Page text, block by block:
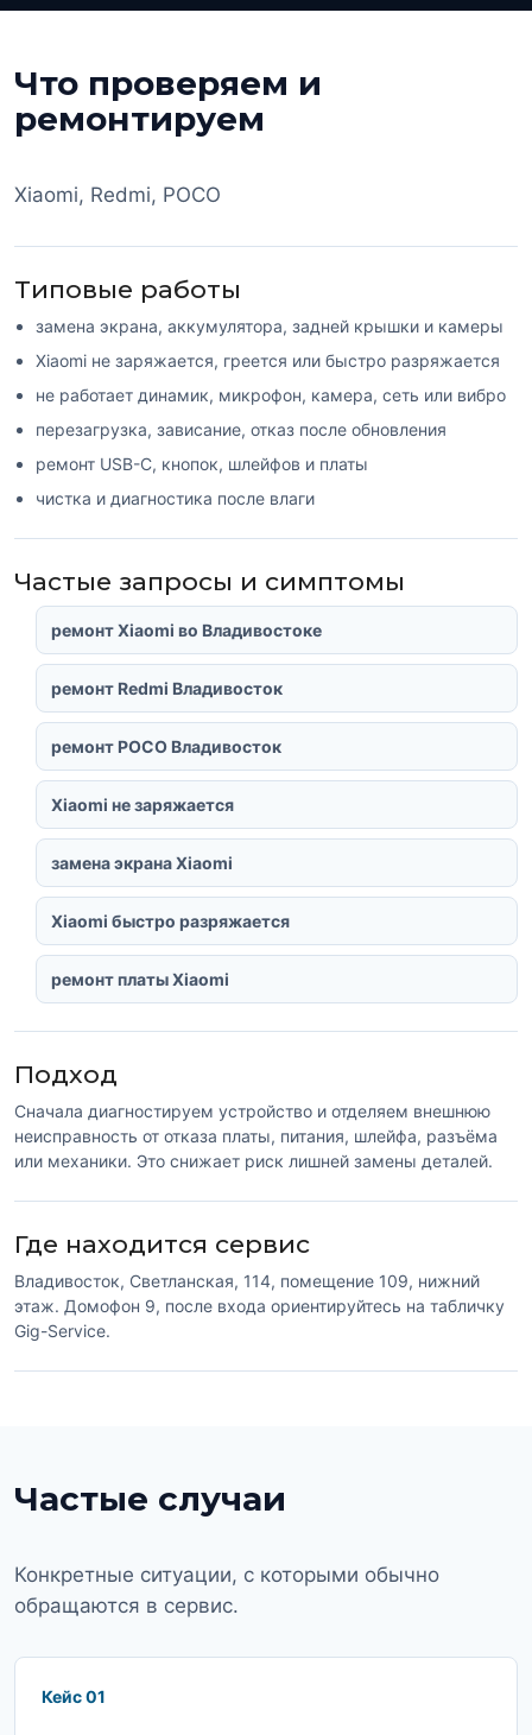
Что проверяем и
ремонтируем
Xiaomi, Redmi, POCO
Типовые работы
замена экрана, аккумулятора, задней крышки и камеры
Xiaomi не заряжается, греется или быстро разряжается
не работает динамик, микрофон, камера, сеть или вибро
перезагрузка, зависание, отказ после обновления
ремонт USB-C, кнопок, шлейфов и платы
чистка и диагностика после влаги
Частые запросы и симптомы
ремонт Xiaomi во Владивостоке
ремонт Redmi Владивосток
ремонт POCO Владивосток
Xiaomi не заряжается
замена экрана Xiaomi
Xiaomi быстро разряжается
ремонт платы Xiaomi
Подход
Сначала диагностируем устройство и отделяем внешнюю
неисправность от отказа платы, питания, шлейфа, разъёма
или механики. Это снижает риск лишней замены деталей.
Где находится сервис
Владивосток, Светланская, 114, помещение 109, нижний
этаж. Домофон 9, после входа ориентируйтесь на табличку
Gig-Service.
Частые случаи
Конкретные ситуации, с которыми обычно
обращаются в сервис.
Кейс 01